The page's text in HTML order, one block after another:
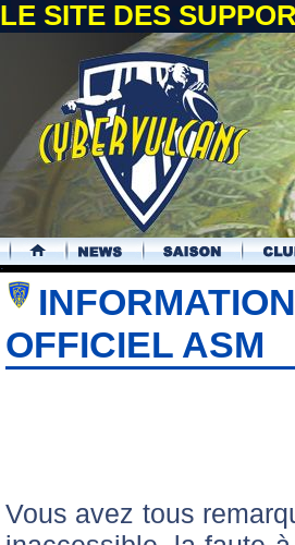
LE SITE DES
.
OFFICIEL ASM
Vous avez tous